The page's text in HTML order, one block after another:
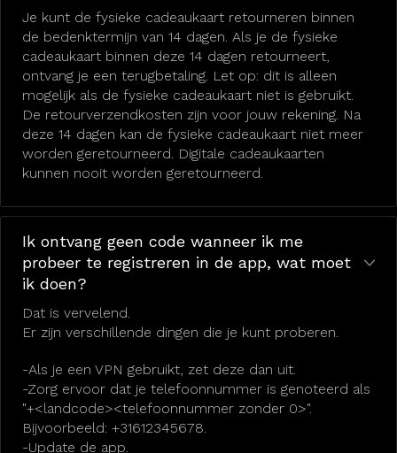
Je kunt de fysieke cadeaukaart retourneren binnen
de bedenktermijn van 14 dagen. Als je de fysieke
cadeaukaart binnen deze 14 dagen retourneert,
ontvang je een terugbetaling. Let op: dit is alleen
mogelijk als de fysieke cadeaukaart niet is gebruikt.
De retourverzendkosten zijn voor jouw rekening. Na
deze 14 dagen kan de fysieke cadeaukaart niet meer
worden geretourneerd. Digitale cadeaukaarten
kunnen nooit worden geretourneerd.
Ik ontvang geen code wanneer ik me
probeer te registreren in de app, wat moet
ik doen?
Dat is vervelend.
Er zijn verschillende dingen die je kunt proberen.
-Als je een VPN gebruikt, zet deze dan uit.
-Zorg ervoor dat je telefoonnummer is genoteerd als
"+<landcode><telefoonnummer zonder 0>".
Bijvoorbeeld: +31612345678.
-Update de app.